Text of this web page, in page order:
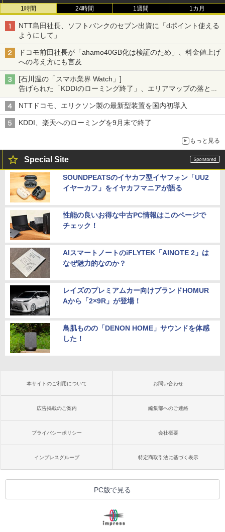
1時間 24時間 1週間 1カ月
NTT島田社長、ソフトバンクのセブン出資に「dポイント使える
ようにして」
ドコモ前田社長が「ahamo40GB化は検証のため」、料金値上げ
への考え方にも言及
[石川温の「スマホ業界 Watch」]
告げられた「KDDIのローミング終了」、エリアマップの落とし
穴と楽天モバイルの課題
NTTドコモ、エリクソン製の最新型装置を国内初導入
KDDI、楽天へのローミングを9月末で終了
もっと見る
Special Site
SOUNDPEATSのイヤカフ型イヤフォン「UU2
イヤーカフ」をイヤカフマニアが語る
性能の良いお得な中古PC情報はこのページで
チェック！
AIスマートノートのiFLYTEK「AINOTE 2」は
なぜ魅力的なのか？
レイズのプレミアムカー向けブランドHOMUR
Aから「2×9R」が登場！
鳥肌ものの「DENON HOME」サウンドを体感
した！
本サイトのご利用について お問い合わせ
広告掲載のご案内 編集部へのご連絡
プライバシーポリシー 会社概要
インプレスグループ 特定商取引法に基づく表示
PC版で見る